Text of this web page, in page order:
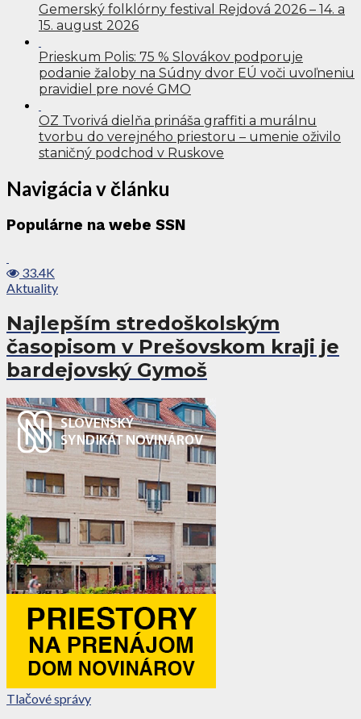
Gemerský folklórny festival Rejdová 2026 – 14. a
15. august 2026
Prieskum Polis: 75 % Slovákov podporuje
podanie žaloby na Súdny dvor EÚ voči uvoľneniu
pravidiel pre nové GMO
OZ Tvorivá dielňa prináša graffiti a murálnu
tvorbu do verejného priestoru – umenie oživilo
staničný podchod v Ruskove
Navigácia v článku
Populárne na webe SSN
33.4K
Aktuality
Najlepším stredoškolským
časopisom v Prešovskom kraji je
bardejovský Gymoš
Tlačové správy